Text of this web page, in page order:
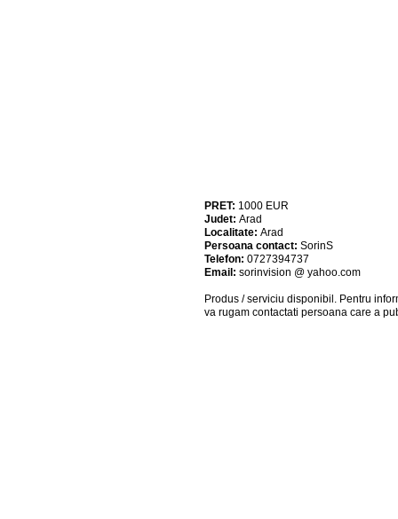
PRET: 1000 EUR
Judet: Arad
Localitate: Arad
Persoana contact: SorinS
Telefon: 0727394737
Email: sorinvision @ yahoo.com
Produs / serviciu disponibil . Pentru
va rugam contactati persoana care a